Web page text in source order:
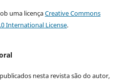
uma licençaCreative Commons
International License.
nesta revista são do autor,